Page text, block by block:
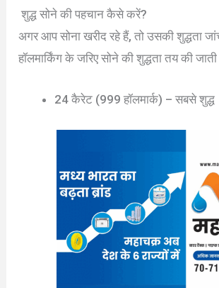
शुद्ध सोने की पहचान कैसे करें?
अगर आप सोना खरीद रहे हैं, तो उसकी शुद्धता
हॉलमार्किंग के जरिए सोने की शुद्धता तय की जाती
24 कैरेट (999 हॉलमार्क) – सबसे शुद्ध